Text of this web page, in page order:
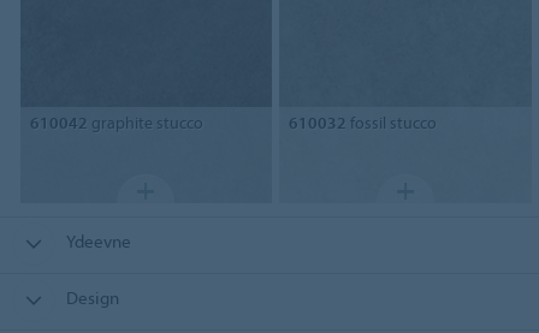
610042 graphite stucco 610032 fossil stucco
Ydeevne
Design